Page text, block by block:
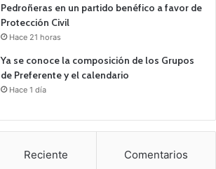
Pedroñeras en un partido benéfico a favor de
Protección Civil
Hace 21 horas
Ya se conoce la composición de los Grupos
de Preferente y el calendario
Hace 1 día
Reciente Comentarios